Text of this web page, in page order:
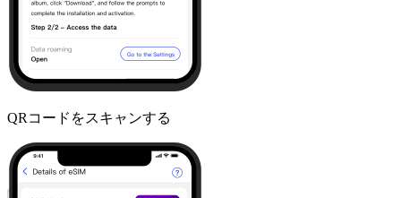
QRコードをスキャンする